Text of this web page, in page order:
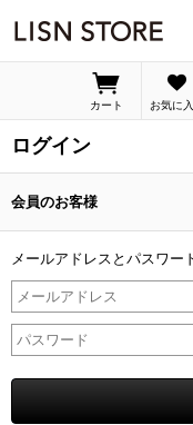
カート お気に
ログイン
会員のお客様
メールアドレスとパスワー